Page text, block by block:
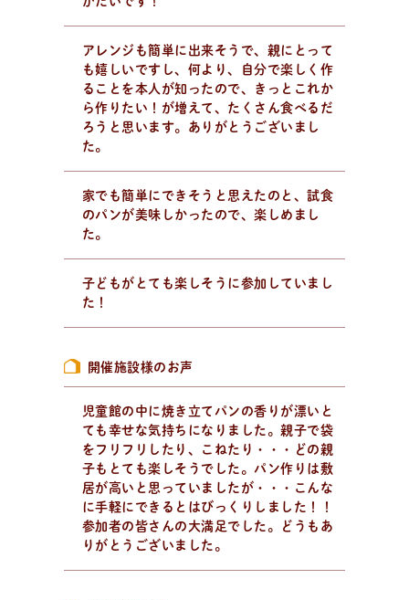
検索
ンやおやつのレシピをご紹介。
アレンジも簡単に出来そうで、親にとって
も嬉しいですし、何より、自分で楽しく作
ることを本人が知ったので、きっとこれか
ら作りたい！が増えて、たくさん食べるだ
ろうと思います。ありがとうございまし
た。
家でも簡単にできそうと思えたのと、試食
のパンが美味しかったので、楽しめまし
た。
子どもがとても楽しそうに参加していまし
た！
開催施設様のお声
児童館の中に焼き立てパンの香りが漂いと
ても幸せな気持ちになりました。親子で袋
をフリフリしたり、こねたり・・・どの親
子もとても楽しそうでした。パン作りは敷
居が高いと思っていましたが・・・こんな
に手軽にできるとはびっくりしました！！
参加者の皆さんの大満足でした。どうもあ
りがとうございました。